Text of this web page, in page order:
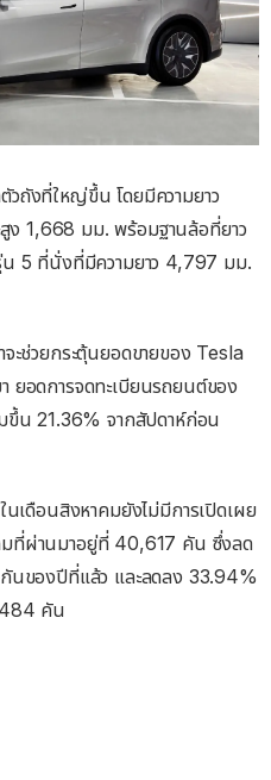
ถังที่ใหญ่ขึ้น โดยมีความยาว
1,668 มม. พร้อมฐานล้อที่ยาว
5 ที่นั่งที่มีความยาว 4,797 มม.
ะช่วยกระตุ้นยอดขายของ Tesla
ยอดการจดทะเบียนรถยนต์ของ
น 21.36% จากสัปดาห์ก่อน
เดือนสิงหาคมยังไม่มีการเปิดเผย
มที่ผ่านมาอยู่ที่ 40,617 คัน ซึ่งลด
นของปีที่แล้ว และลดลง 33.94%
คัน